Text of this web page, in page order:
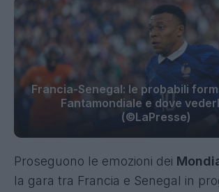
Francia-Senegal: le probabili
Fantamondiale e dove
(©LaPresse)
Proseguono le emozioni dei
la gara tra Francia e Senegal in